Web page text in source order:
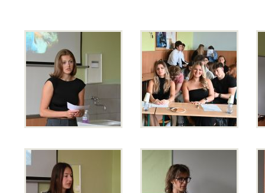
Opravné zkoušky a doklasifikace srpen
Podzimní maturitní zkoušky 2026